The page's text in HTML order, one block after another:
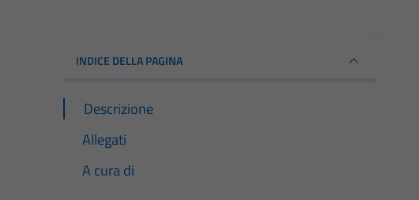
INDICE DELLA PAGINA
Descrizione
Allegati
A cura di